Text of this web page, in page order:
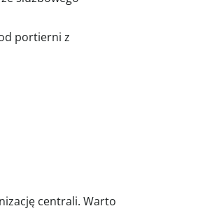
portierni z
centrali. Warto